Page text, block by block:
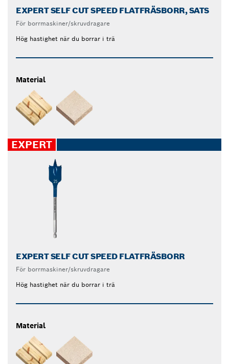
EXPERT SELF CUT SPEED FLATFRÄSBORR, SATS
För borrmaskiner/skruvdragare
Hög hastighet när du borrar i trä
Material
EXPERT
EXPERT SELF CUT SPEED FLATFRÄSBORR
För borrmaskiner/skruvdragare
Hög hastighet när du borrar i trä
Material